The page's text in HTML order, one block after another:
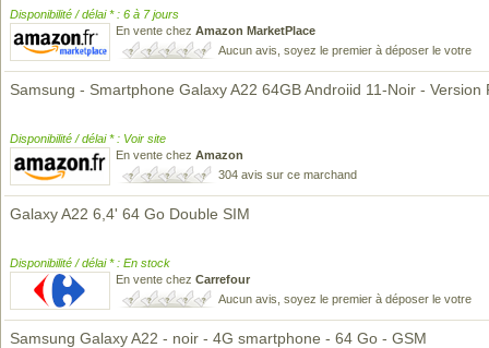
Disponibilité / délai * : 6 à 7 jours
En vente chez Amazon MarketPlace
Aucun avis, soyez le premier à déposer le votre
Samsung - Smartphone Galaxy A22 64GB Androiid 11-Noir - Version
Disponibilité / délai * : Voir site
En vente chez Amazon
304 avis sur ce marchand
Galaxy A22 6,4' 64 Go Double SIM
Disponibilité / délai * : En stock
En vente chez Carrefour
Aucun avis, soyez le premier à déposer le votre
Samsung Galaxy A22 - noir - 4G smartphone - 64 Go - GSM